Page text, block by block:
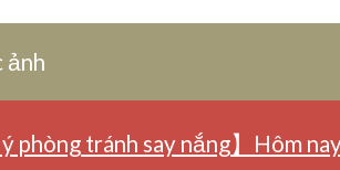
ảnh
phòng tránh say nắng】Hôm